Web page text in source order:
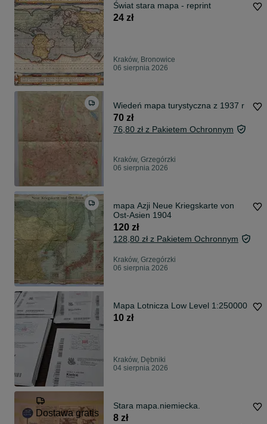
Świat stara mapa - reprint
24 zł
Kraków, Bronowice
06 sierpnia 2026
Wiedeń mapa turystyczna z 1937 r
70 zł
76,80 zł z Pakietem Ochronnym
Kraków, Grzegórzki
06 sierpnia 2026
mapa Azji Neue Kriegskarte von
Ost-Asien 1904
120 zł
128,80 zł z Pakietem Ochronnym
Kraków, Grzegórzki
06 sierpnia 2026
Mapa Lotnicza Low Level 1:250000
10 zł
Kraków, Dębniki
04 sierpnia 2026
Dostawa gratis
Stara mapa.niemiecka.
8 zł